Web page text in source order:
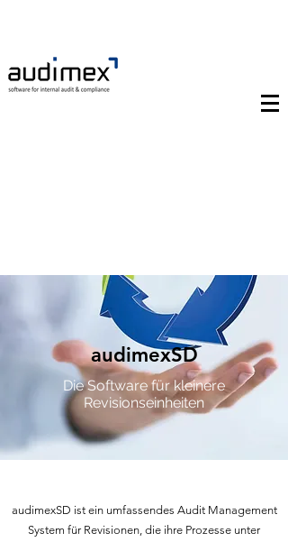
audimexSD
Die Software für kleinere
Revisionseinheiten
audimexSD ist ein umfassendes Audit Management
System für Revisionen, die ihre Prozesse unter